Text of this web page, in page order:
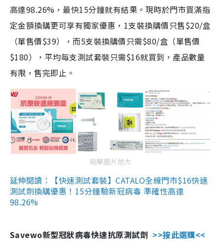
高達98.26%，最快15分鐘就有結果。現時於門市買滿指
定金額換購更可享有獨家優惠，1支裝換購價只售$20/盒
（單售價$39），而5支裝換購價只需$80/盒（單售價
$180），平均每支測試套裝只需$16就買到，產品數量
有限，售完即止。
點擊圖片放大
延伸閱讀：【快速測試套裝】CATALO全線門市$16快速
測試劑換購優惠！15分鐘驗新冠病毒 準確性高達
98.26%
Savewo新型冠狀病毒快速抗原測試劑 >>按此選購<<